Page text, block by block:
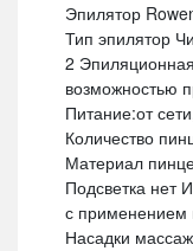
Эпилятор
Тип эпилятор
2
возможностью
Питание:от
Количество
Материал
Подсветка нет
с применением
Насадки